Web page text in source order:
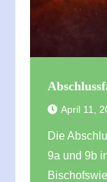
April 11,
Die
9a und 9b